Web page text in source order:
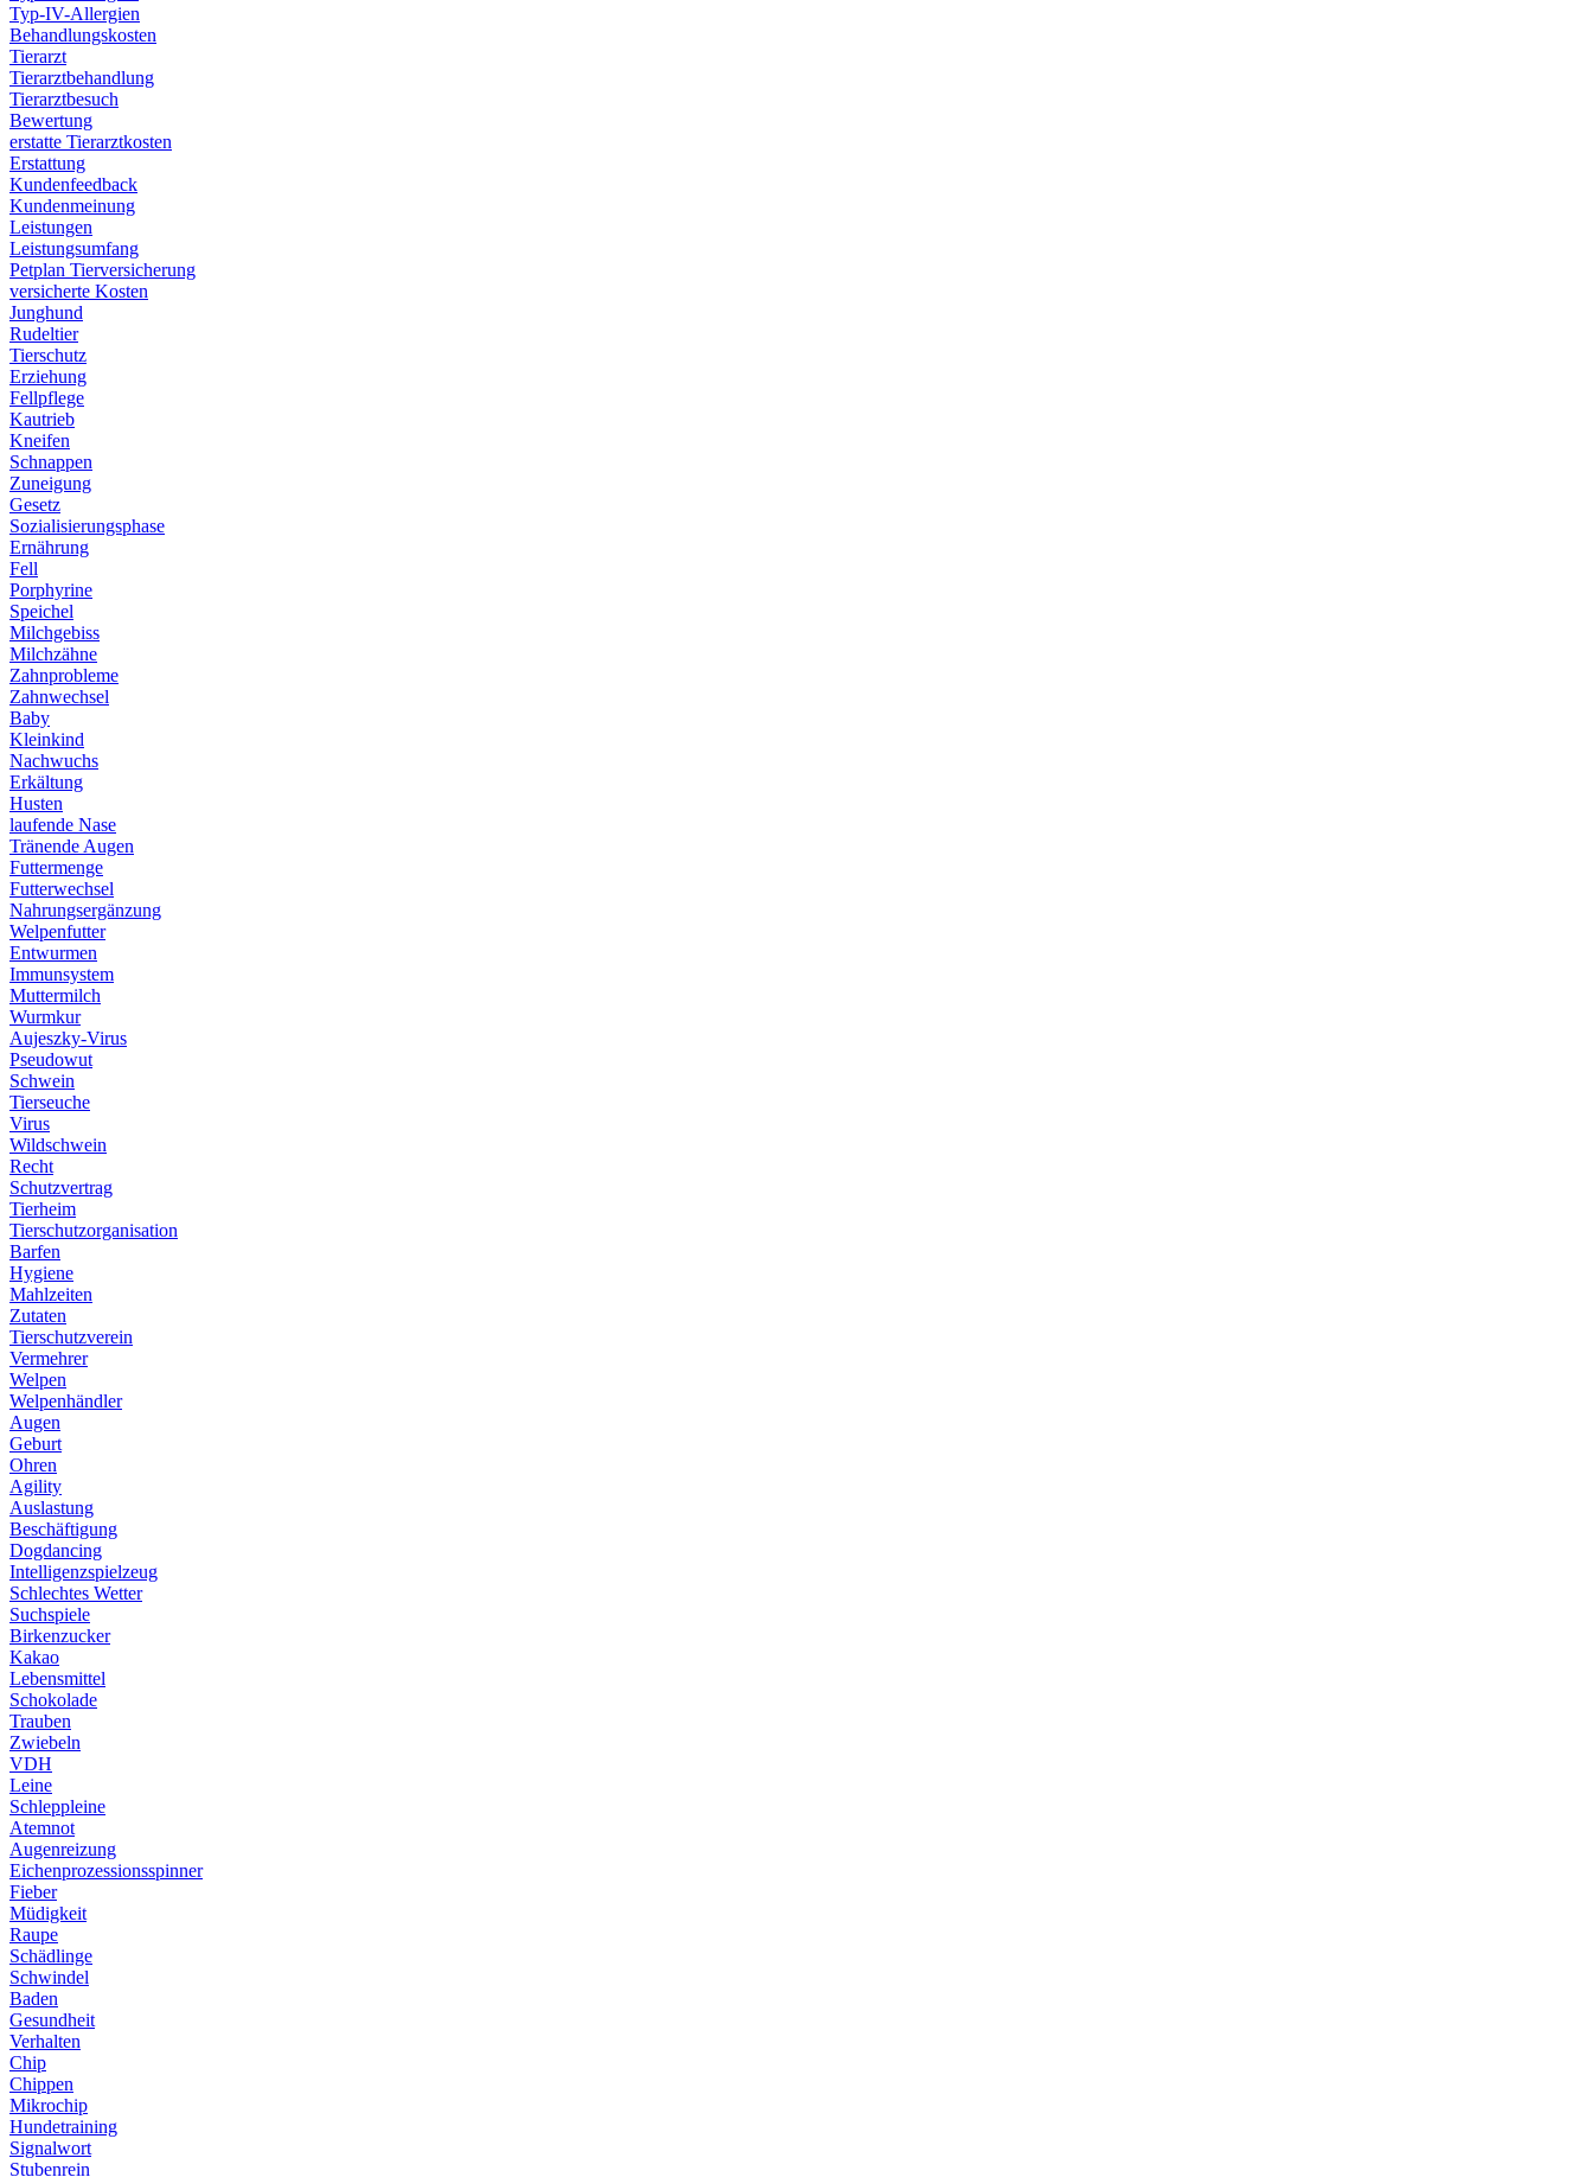
Typ-IV-Allergien
Behandlungskosten
Tierarzt
Tierarztbehandlung
Tierarztbesuch
Bewertung
erstatte Tierarztkosten
Erstattung
Kundenfeedback
Kundenmeinung
Leistungen
Leistungsumfang
Petplan Tierversicherung
versicherte Kosten
Junghund
Rudeltier
Tierschutz
Erziehung
Fellpflege
Kautrieb
Kneifen
Schnappen
Zuneigung
Gesetz
Sozialisierungsphase
Ernährung
Fell
Porphyrine
Speichel
Milchgebiss
Milchzähne
Zahnprobleme
Zahnwechsel
Baby
Kleinkind
Nachwuchs
Erkältung
Husten
laufende Nase
Tränende Augen
Futtermenge
Futterwechsel
Nahrungsergänzung
Welpenfutter
Entwurmen
Immunsystem
Muttermilch
Wurmkur
Aujeszky-Virus
Pseudowut
Schwein
Tierseuche
Virus
Wildschwein
Recht
Schutzvertrag
Tierheim
Tierschutzorganisation
Barfen
Hygiene
Mahlzeiten
Zutaten
Tierschutzverein
Vermehrer
Welpen
Welpenhändler
Augen
Geburt
Ohren
Agility
Auslastung
Beschäftigung
Dogdancing
Intelligenzspielzeug
Schlechtes Wetter
Suchspiele
Birkenzucker
Kakao
Lebensmittel
Schokolade
Trauben
Zwiebeln
VDH
Leine
Schleppleine
Atemnot
Augenreizung
Eichenprozessionsspinner
Fieber
Müdigkeit
Raupe
Schädlinge
Schwindel
Baden
Gesundheit
Verhalten
Chip
Chippen
Mikrochip
Hundetraining
Signalwort
Stubenrein